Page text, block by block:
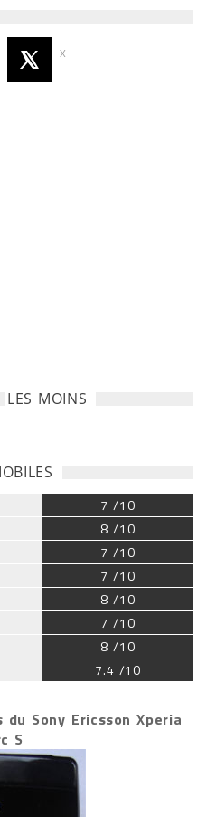
X
LES MOINS
7 /10
8 /10
7 /10
7 /10
8 /10
7 /10
8 /10
7.4 /10
Sony Ericsson Xperia
S